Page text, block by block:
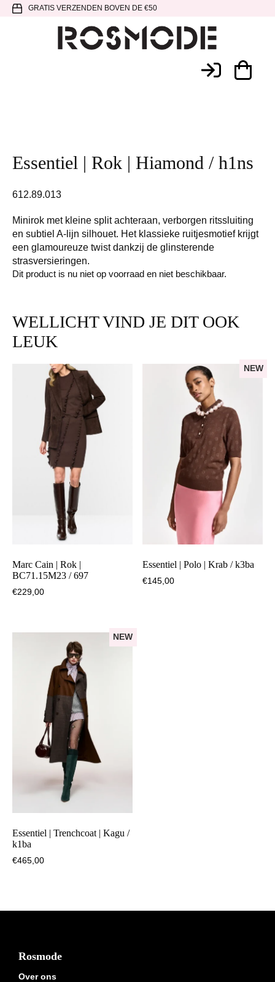
Spring
hoofdnavigatie
Door
SpringGRATIS VERZENDEN BOVEN DE €50
Essentiel | Rok | Hiamond / h1ns
612.89.013
Minirok met kleine split achteraan, verborgen ritssluiting
en subtiel A-lijn silhouet. Het klassieke ruitjesmotief krijgt
een glamoureuze twist dankzij de glinsterende
strasversieringen.
Dit product is nu niet op voorraad en niet beschikbaar.
WELLICHT VIND JE DIT OOK
LEUK
Marc Cain | Rok |
BC71.15M23 / 697
€229,00
NEW
Essentiel | Polo | Krab / k3ba
€145,00
NEW
Essentiel | Trenchcoat | Kagu /
k1ba
€465,00
Footer
Rosmode
Over ons